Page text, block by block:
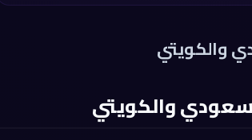
والكويتي
والكويتي